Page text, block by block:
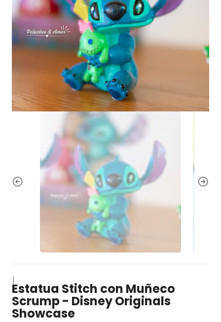
|
Estatua Stitch con Muñeco
Scrump - Disney Originals
Showcase